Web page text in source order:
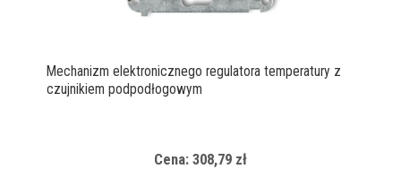
Mechanizm elektronicznego regulatora temperatury z
czujnikiem podpodłogowym
Cena: 308,79 zł